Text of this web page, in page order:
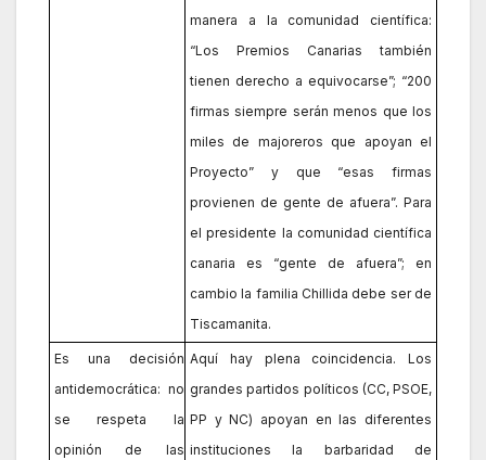
manera a la comunidad científica:
“Los Premios Canarias también
tienen derecho a equivocarse”; “200
firmas siempre serán menos que los
miles de majoreros que apoyan el
Proyecto” y que “esas firmas
provienen de gente de afuera”. Para
el presidente la comunidad científica
canaria es “gente de afuera”; en
cambio la familia Chillida debe ser de
Tiscamanita.
Es una decisión
antidemocrática: no
se respeta la
opinión de las
Aquí hay plena coincidencia. Los
grandes partidos políticos (CC, PSOE,
PP y NC) apoyan en las diferentes
instituciones la barbaridad de